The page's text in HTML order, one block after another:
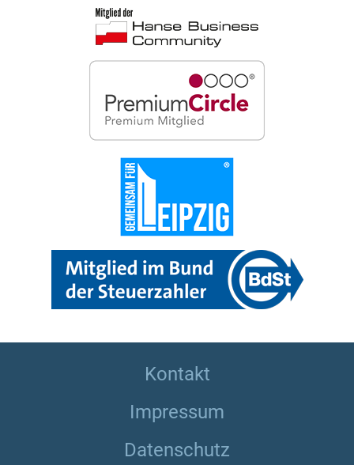
Kontakt
Impressum
Datenschutz